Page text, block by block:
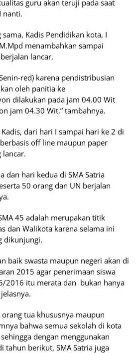
guru akan teruji pada saat
nanti.
Kadis Pendidikan kota, I
menambahkan sampai
lancar.
red) karena pendistribusian
oleh panitia ke
dilakukan pada jam 04.00 Wit
jam 04.30 Wit,” tambahnya.
dari hari I sampai hari ke 2 di
off line maupun paper
lancar.
dan hari kedua di SMA Satria
50 orang dan UN berjalan
45 adalah merupakan titik
dan Walikota karena selama ini
dikunjungi.
baik swasta maupun negeri akan di
2015 agar penerimaan siswa
2016 itu merata dan bukan hanya
tua khususnya maupun
bahwa semua sekolah di kota
dengan menggunakan
tahun berikut, SMA Satria juga